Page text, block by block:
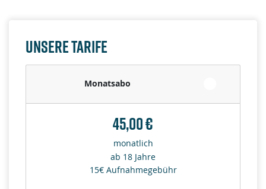
Unsere Tarife
Monatsabo
45,00 €
monatlich
ab 18 Jahre
15€ Aufnahmegebühr